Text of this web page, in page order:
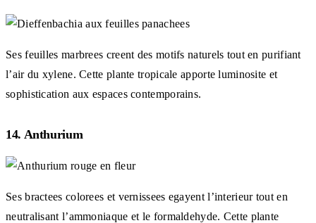
Ses feuilles marbrees creent des motifs naturels tout en purifiant
l’air du xylene. Cette plante tropicale apporte luminosite et
sophistication aux espaces contemporains.
14. Anthurium
Ses bractees colorees et vernissees egayent l’interieur tout en
neutralisant l’ammoniaque et le formaldehyde. Cette plante